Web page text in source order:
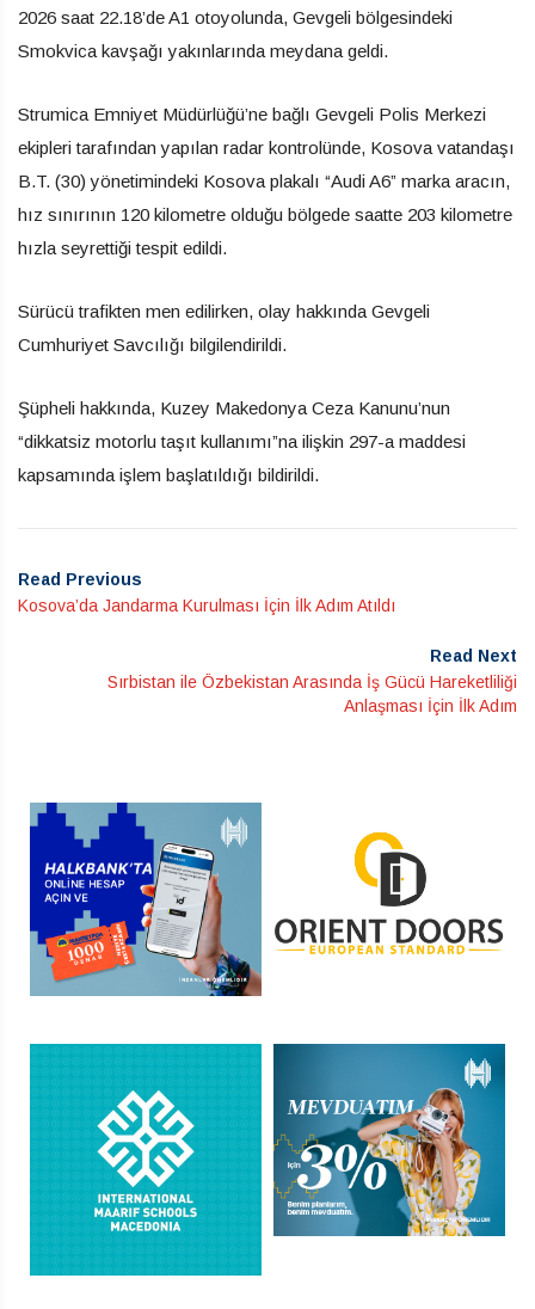
2026 saat 22.18’de A1 otoyolunda, Gevgeli bölgesindeki
Smokvica kavşağı yakınlarında meydana geldi.
Strumica Emniyet Müdürlüğü’ne bağlı Gevgeli Polis Merkezi
ekipleri tarafından yapılan radar kontrolünde, Kosova vatandaşı
B.T. (30) yönetimindeki Kosova plakalı “Audi A6” marka aracın,
hız sınırının 120 kilometre olduğu bölgede saatte 203 kilometre
hızla seyrettiği tespit edildi.
Sürücü trafikten men edilirken, olay hakkında Gevgeli
Cumhuriyet Savcılığı bilgilendirildi.
Şüpheli hakkında, Kuzey Makedonya Ceza Kanunu’nun
“dikkatsiz motorlu taşıt kullanımı”na ilişkin 297-a maddesi
kapsamında işlem başlatıldığı bildirildi.
Read Previous
Kosova’da Jandarma Kurulması İçin İlk Adım Atıldı
Read Next
Sırbistan ile Özbekistan Arasında İş Gücü Hareketliliği
Anlaşması İçin İlk Adım